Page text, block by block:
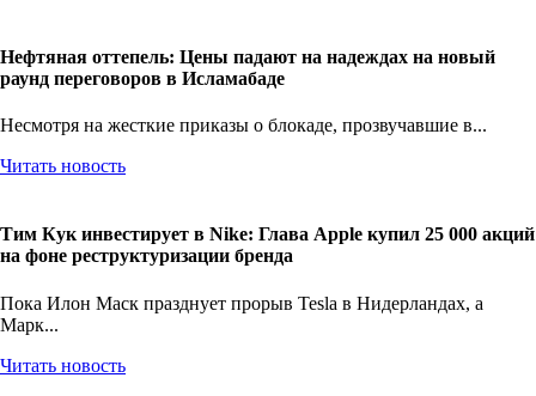
Нефтяная оттепель: Цены падают на надеждах на новый
раунд переговоров в Исламабаде
Несмотря на жесткие приказы о блокаде, прозвучавшие в...
Читать новость
Тим Кук инвестирует в Nike: Глава Apple купил 25 000 акций
на фоне реструктуризации бренда
Пока Илон Маск празднует прорыв Tesla в Нидерландах, а
Марк...
Читать новость